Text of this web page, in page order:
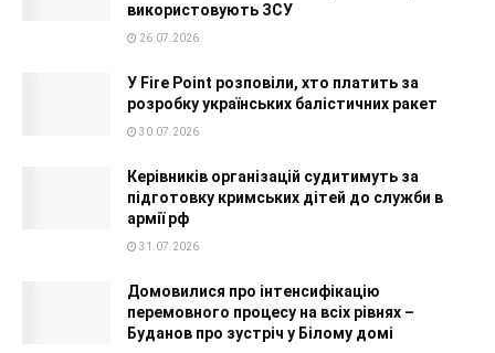
використовують ЗСУ
26.07.2026
У Fire Point розповіли, хто платить за
розробку українських балістичних ракет
30.07.2026
Керівників організацій судитимуть за
підготовку кримських дітей до служби в
армії рф
31.07.2026
Домовилися про інтенсифікацію
перемовного процесу на всіх рівнях –
Буданов про зустріч у Білому домі